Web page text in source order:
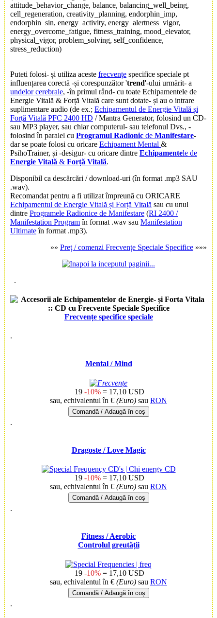
attitude_behavior_change, balance, balancing_well_being,
cell_regeneration, creativity_planning, endorphin_imp,
endorphin_sin, energy_activity, energy_alertness_vigor,
energy_overcome_fatigue, fitness_training, mood_elevator,
physical_vigor, problem_solving, self_confidence,
stress_reduction)
Puteti folosi- și utiliza aceste frecvențe specifice speciale pt
influențarea corectă -și corespunzător 'trend'-ului urmărit- a
undelor cerebrale, -în primul rând- cu toate Echipamentele de
Energie Vitală & Forță Vitală care sunt dotate- și au o intrare
suplimentare audio (de ex.; Echipamentul de Energie Vitală și
Forță Vitală PFC 2400 HD / Mantra Generator, folosind un CD-
sau MP3 player, sau chiar computerul- sau telefonul Dvs., -
folosind în paralel cu Programul Radionic de Manifestare-
dar se poate folosi cu oricare Echipament Mental &
PsihoTrainer, și -desigur- cu oricare dintre Echipamentele de
Energie Vitală & Forță Vitală.
Disponibil ca descărcări / download-uri (în format .mp3 SAU
.wav).
Recomandat pentru a fi utilizat împreună cu ORICARE
Echipamentul de Energie Vitală și Forță Vitală sau cu unul
dintre Programele Radionice de Manifestare (RI 2400 /
Manifestation Programîn format .wav sau Manifestation
Ultimateîn format .mp3).
»» Preț / comenzi Frecvențe Speciale Specifice »»»
.
Frecvențe specifice speciale
.
Mental/ Mind
19 -10% = 17,10 USD
sau, echivalentul în € (Euro) sau RON
Comandă / Adaugă în coș
.
Dragoste/ Love Magic
19 -10% = 17,10 USD
sau, echivalentul în € (Euro) sau RON
Comandă / Adaugă în coș
.
Fitness / Aerobic
Controlul greutății
19 -10% = 17,10 USD
sau, echivalentul în € (Euro) sau RON
Comandă / Adaugă în coș
.